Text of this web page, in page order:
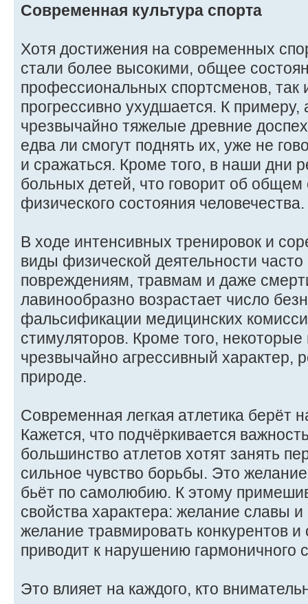
Современная культура спорта
Хотя достижения на современных
стали более высокими, общее
профессиональных спортсменов,
прогрессивно ухудшается. К
чрезвычайно тяжелые древние
едва ли смогут поднять их, уже не
и сражаться. Кроме того, в наши дни
больных детей, что говорит об
физического состояния человечества.
В ходе интенсивных тренировок и
виды физической деятельности часто
повреждениям, травмам и даже
лавинообразно возрастает число
фальсификации медицинских
стимуляторов. Кроме того,
чрезвычайно агрессивный характер,
природе.
Современная легкая атлетика берёт
Кажется, что подчёркивается
большинство атлетов хотят занять
сильное чувство борьбы. Это
бьёт по самолюбию. К этому
свойства характера: желание славы
желание травмировать конкурентов и
приводит к нарушению гармоничного
Это влияет на каждого, кто